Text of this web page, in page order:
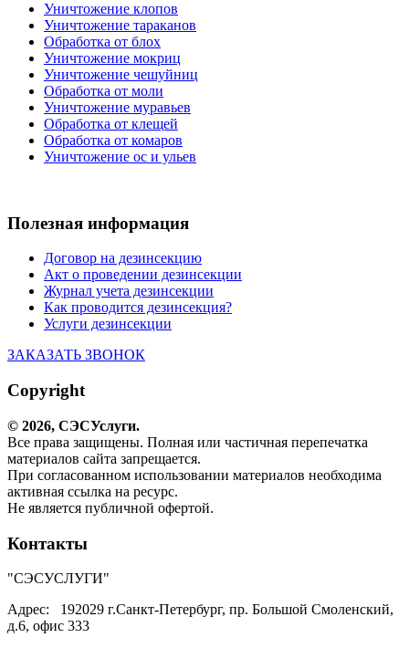
Уничтожение клопов
Уничтожение тараканов
Обработка от блох
Уничтожение мокриц
Уничтожение чешуйниц
Обработка от моли
Уничтожение муравьев
Обработка от клещей
Обработка от комаров
Уничтожение ос и ульев
Полезная информация
Договор на дезинсекцию
Акт о проведении дезинсекции
Журнал учета дезинсекции
Как проводится дезинсекция?
Услуги дезинсекции
ЗАКАЗАТЬ ЗВОНОК
Copyright
© 2026, СЭСУслуги.
Все права защищены. Полная или частичная перепечатка
материалов сайта запрещается.
При согласованном использовании материалов необходима
активная ссылка на ресурс.
Не является публичной офертой.
Контакты
"СЭСУСЛУГИ"
Адрес:
192029 г.Санкт-Петербург, пр. Большой Смоленский,
д.6, офис 333